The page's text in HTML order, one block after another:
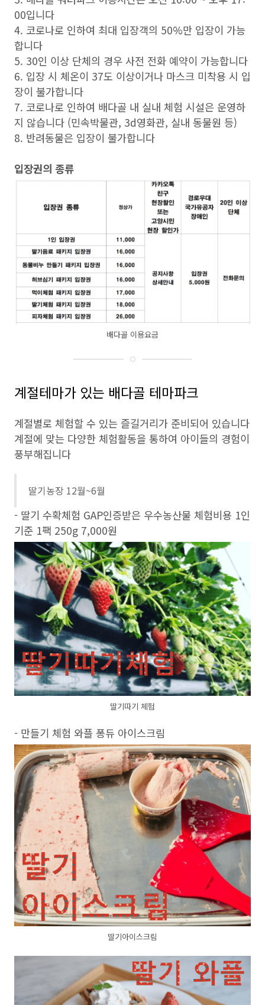
00입니다
4. 코로나로 인하여 최대 입장객의 50%만 입장이 가능
합니다
5. 30인 이상 단체의 경우 사전 전화 예약이 가능합니다
6. 입장 시 체온이 37도 이상이거나 마스크 미착용 시 입
장이 불가합니다
7. 코로나로 인하여 배다골 내 실내 체험 시설은 운영하
지 않습니다 (민속박물관, 3d영화관, 실내 동물원 등)
8. 반려동물은 입장이 불가합니다
입장권의 종류
배다골 이용요금
계절테마가 있는 배다골 테마파크
계절별로 체험할 수 있는 즐길거리가 준비되어 있습니다
계절에 맞는 다양한 체험활동을 통하여 아이들의 경험이
풍부해집니다
딸기농장 12월~6월
- 딸기 수확체험 GAP인증받은 우수농산물 체험비용 1인
기준 1팩 250g 7,000원
딸기따기 체험
- 만들기 체험 와플 퐁듀 아이스크림
딸기아이스크림